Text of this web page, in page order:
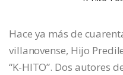
Hace ya más de
villanovense, Hijo
“K-HITO”. Dos autores